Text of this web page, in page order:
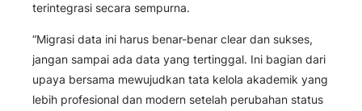
terintegrasi secara sempurna.
“Migrasi data ini harus benar-benar clear dan sukses,
jangan sampai ada data yang tertinggal. Ini bagian dari
upaya bersama mewujudkan tata kelola akademik yang
lebih profesional dan modern setelah perubahan status